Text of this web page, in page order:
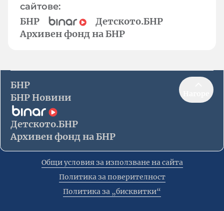
сайтове:
БНР
Детското.БНР
Архивен фонд на БНР
БНР
БНР Новини
Детското.БНР
Архивен фонд на БНР
Общи условия за използване на сайта
Политика за поверителност
Политика за „бисквитки“